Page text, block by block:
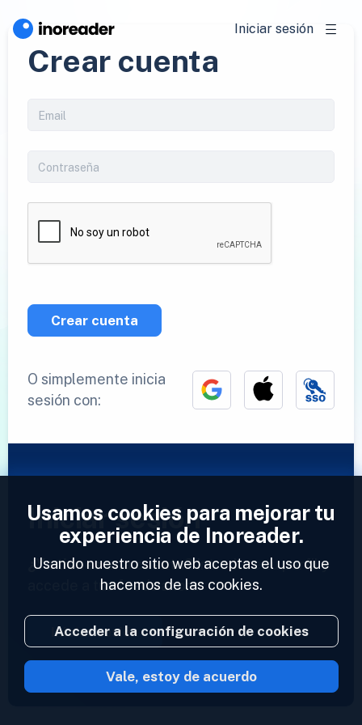
Iniciar sesión
Crear cuenta
Crear cuenta
O simplemente inicia
sesión con:
Iniciar sesión
¿Ya tienes una cuenta?Introduce tu perfil y
accede a tus feeds ahora.
Iniciar sesión
2023 © Inoreader
Usamos cookies para mejorar tu
experiencia de Inoreader.
Usando nuestro sitio web aceptas el uso que
hacemos de las cookies.
Acceder a la configuración de cookies
Vale, estoy de acuerdo